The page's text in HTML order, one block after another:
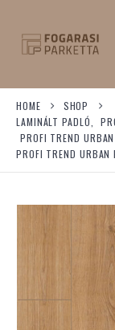
HOME
SHOP
LAMINÁLT PADLÓ
PROFI TREND URBAN
PROFI TREND URBAN